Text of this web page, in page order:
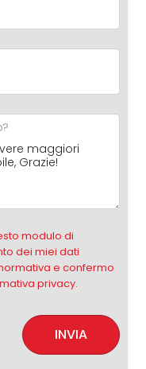
modulo di
dei miei dati
e confermo
privacy.
INVIA